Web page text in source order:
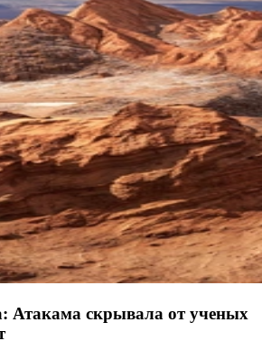
Атакама скрывала от ученых